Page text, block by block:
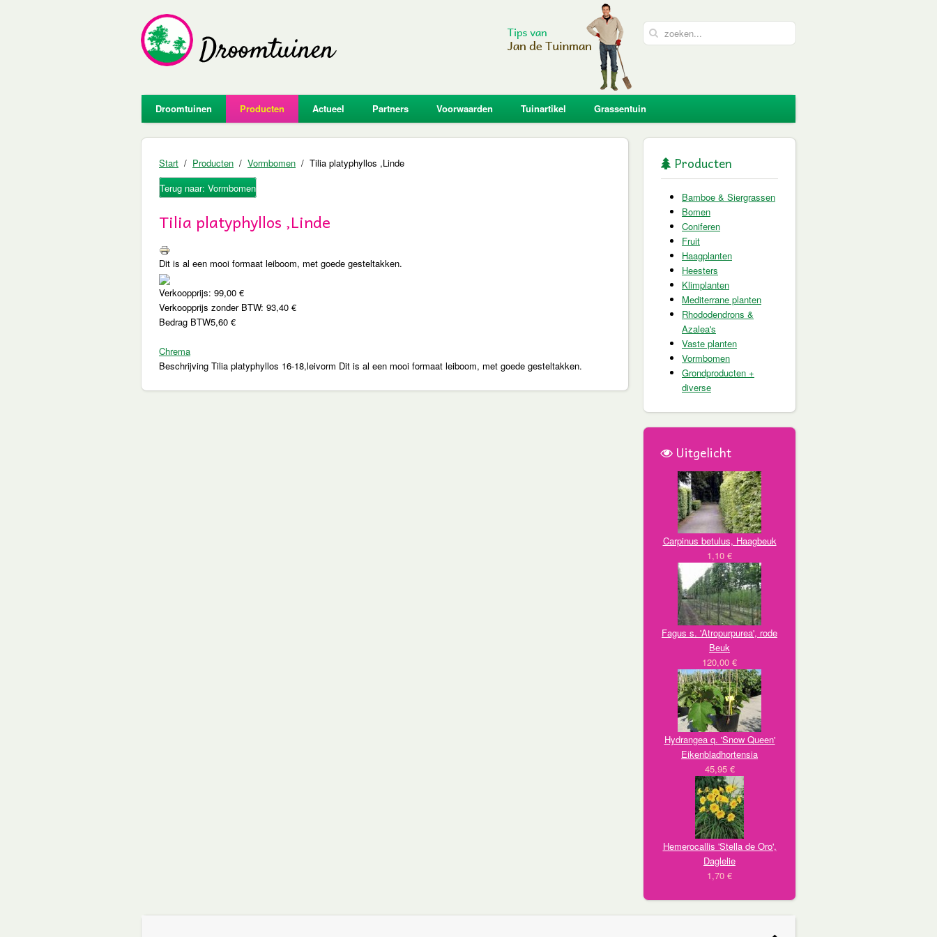
Droomtuinen Producten Actueel Partners Voorwaarden Tuinartikel Grassentuin
Start Producten Vormbomen
Tilia platyphyllos ,Linde
Terug naar: Vormbomen
Tilia platyphyllos ,Linde
Dit is al een mooi formaat leiboom, met goede gesteltakken.
Verkoopprijs: 99,00 €
Verkoopprijs zonder BTW: 93,40 €
Bedrag BTW5,60 €
Chrema
Beschrijving Tilia platyphyllos 16-18,leivorm Dit is al een mooi formaat leiboom, met goede gesteltakken.
Producten
Bamboe & Siergrassen
Bomen
Coniferen
Fruit
Haagplanten
Heesters
Klimplanten
Mediterrane planten
Rhododendrons &
Azalea's
Vaste planten
Vormbomen
Grondproducten +
diverse
Uitgelicht
Carpinus betulus, Haagbeuk
1,10 €
Fagus s. 'Atropurpurea', rode
Beuk
120,00 €
Hydrangea q. 'Snow Queen'
Eikenbladhortensia
45,95 €
Hemerocallis 'Stella de Oro',
Daglelie
1,70 €